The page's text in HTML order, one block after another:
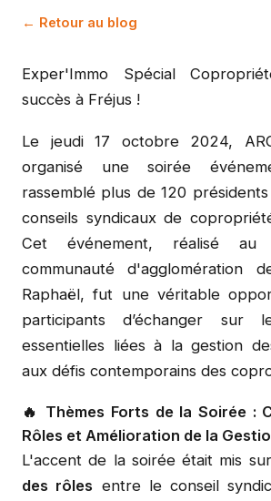
← Retour au blog
Exper'Immo Spécial
succès à Fréjus !
Le jeudi 17 octobre 2024,
organisé une soirée
rassemblé plus de 120
conseils syndicaux de
Cet événement, réalisé
communauté d'agglomération
Raphaël, fut une véritable
participants d’échanger sur
essentielles liées à la gestion
aux défis contemporains des
🔥 Thèmes Forts de la Soirée :
Rôles et Amélioration de la
L'accent de la soirée était mis
des rôles entre le conseil